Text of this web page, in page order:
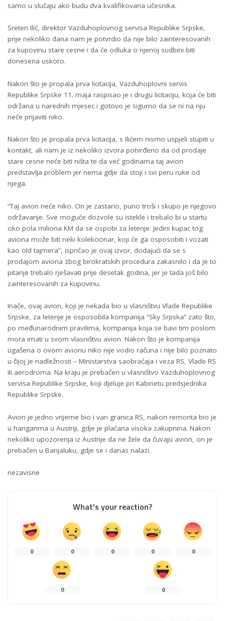
samo u slučaju ako budu dva kvalifikovana učesnika.
Sreten Ilić, direktor Vazduhoplovnog servisa Republike Srpske,
prije nekoliko dana nam je potvrdio da nije bilo zainteresovanih
za kupovinu stare cesne i da će odluka o njenoj sudbini biti
donesena uskoro.
Nakon što je propala prva licitacija, Vazduhoplovni servis
Republike Srpske 11. maja raspisao je i drugu licitaciju, koja će biti
održana u narednih mjesec i gotovo je sigurno da se ni na nju
neće prijaviti niko.
Nakon što je propala prva licitacija, s Ilićem nismo uspjeli stupiti u
kontakt, ali nam je iz nekoliko izvora potvrđeno da od prodaje
stare cesne neće biti ništa te da već godinama taj avion
predstavlja problem jer nema gdje da stoji i svi peru ruke od
njega.
“Taj avion neće niko. On je zastario, puno troši i skupo je njegovo
održavanje. Sve moguće dozvole su istekle i trebalo bi u startu
oko pola miliona KM da se ospobi za letenje. Jedini kupac tog
aviona može biti neki kolekcionar, koji će ga osposobiti i vozati
kao old tajmera”, ispričao je ovaj izvor, dodajući da se s
prodajom aviona zbog birokratskih procedura zakasnilo i da je to
pitanje trebalo rješavati prije desetak godina, jer je tada još bilo
zainteresovanih za kupovinu.
Inače, ovaj avion, koji je nekada bio u vlasništvu Vlade Republike
Srpske, za letenje je osposobila kompanija “Sky Srpska” zato što,
po međunarodnim pravilima, kompanija koja se bavi tim poslom
mora imati u svom vlasništvu avion. Nakon što je kompanija
ugašena o ovom avionu niko nije vodio računa i nije bilo poznato
u čijoj je nadležnosti – Ministarstva saobraćaja i veza RS, Vlade RS
ili aerodroma. Na kraju je prebačen u vlasništvo Vazduhoplovnog
servisa Republike Srpske, koji djeluje pri Kabinetu predsjednika
Republike Srpske.
Avion je jedno vrijeme bio i van granica RS, nakon remonta bio je
u hangarima u Austriji, gdje je plaćana visoka zakupnina. Nakon
nekoliko upozorenja iz Austrije da ne žele da čuvaju avion, on je
prebačen u Banjaluku, gdje se i danas nalazi.
nezavisne
What's your reaction?
0 0 0 0 0
0 0